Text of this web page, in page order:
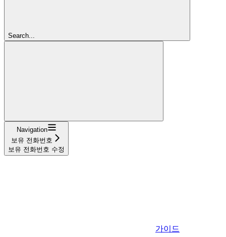
Search...
Navigation
보유 전화번호
보유 전화번호 수정
가이드